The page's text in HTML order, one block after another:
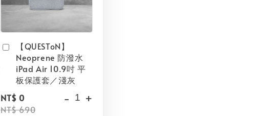
【QUESToN】
Neoprene 防潑水
iPad Air 10.9吋 平
板保護套／淺灰
NT$ 0
NT$ 690
- +